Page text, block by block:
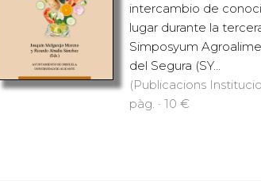
intercambio de
lugar durante la
Simposyum
del Segura (SY...
(Publicacions
pàg. · 10 €